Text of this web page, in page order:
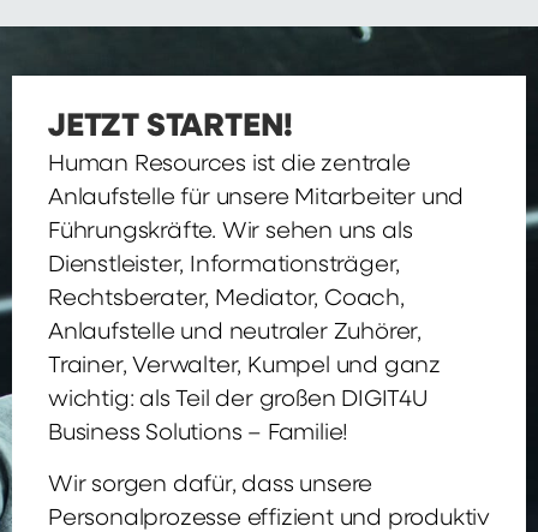
JETZT STARTEN!
Human Resources ist die zentrale
Anlaufstelle für unsere Mitarbeiter und
Führungskräfte. Wir sehen uns als
Dienstleister, Informationsträger,
Rechtsberater, Mediator, Coach,
Anlaufstelle und neutraler Zuhörer,
Trainer, Verwalter, Kumpel und ganz
wichtig: als Teil der großen DIGIT4U
Business Solutions – Familie!
Wir sorgen dafür, dass unsere
Personalprozesse effizient und produktiv